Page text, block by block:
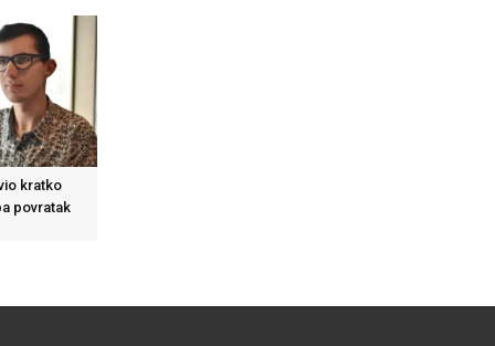
kratko
povratak